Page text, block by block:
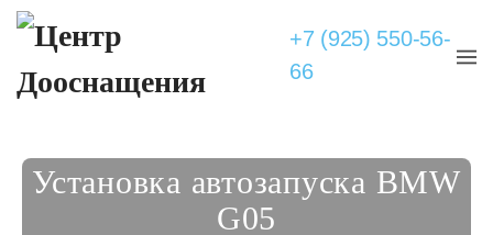
+7 (925) 550-56-
66
Установка автозапуска BMW
G05